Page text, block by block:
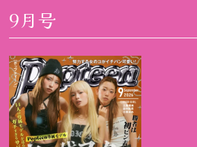
9月号